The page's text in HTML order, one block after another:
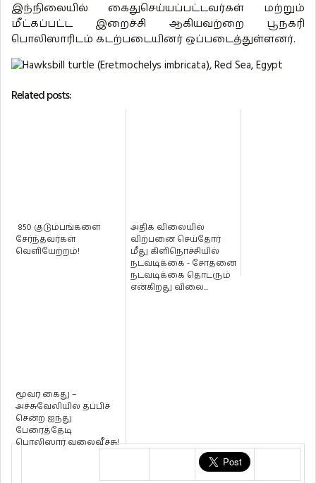
இந்நிலையில் கைதுசெய்யப்பட்டவர்கள் மற்றும்
மீட்கப்பட்ட இறைச்சி ஆகியவற்றை பூநகரி
பொலிஸாரிடம் கடற்படையினர் ஒப்படைத்துள்ளனர்.
Related posts:
850 குடும்பங்களை
சேர்ந்தவர்கள்
வெளியேற்றம்!
அதிக விலையில்
விற்பனை செய்தோர்
மீது கிளிநொச்சியில்
நடவடிக்கை - சோதனை
நடவடிக்கை தொடரும்
என்கிறது விலை...
மூவர் கைது –
அச்சுவேலியில் தப்பிச்
சென்ற ஐந்து
பேரைத்தேடி
பொலிஸார் வலைவீச்சு!